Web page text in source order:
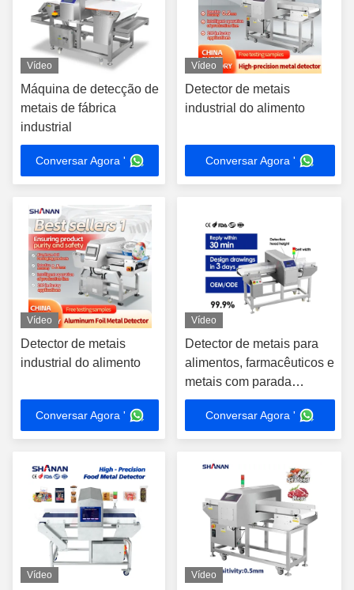
Vídeo
Máquina de detecção de
metais de fábrica
industrial
Conversar Agora '
Vídeo
Detector de metais
industrial do alimento
Conversar Agora '
Vídeo
Detector de metais
industrial do alimento
Conversar Agora '
Vídeo
Detector de metais para
alimentos, farmacêuticos e
metais com parada
automática da correia,
indústria alimentícia para
fábrica de alimentos
Conversar Agora '
Vídeo Vídeo